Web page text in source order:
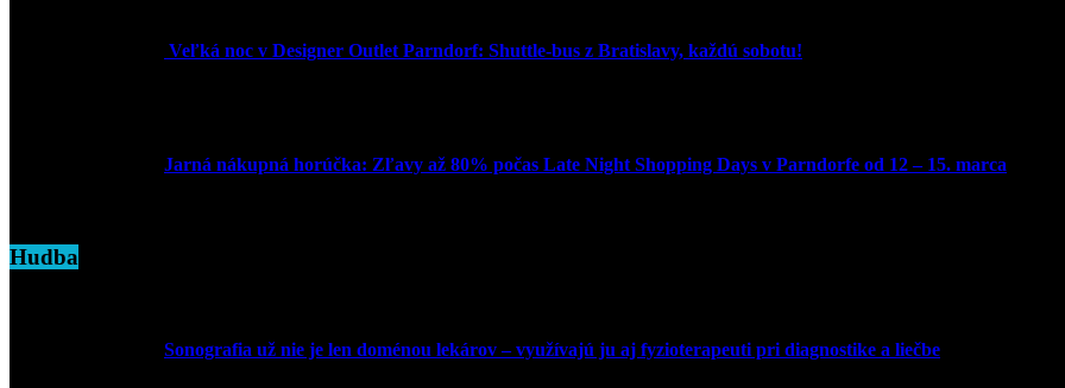
Veľká noc v Designer Outlet Parndorf: Shuttle-bus z Bratislavy, každú sobotu!
Jarná nákupná horúčka: Zľavy až 80% počas Late Night Shopping Days v Parndorfe od 12 – 15. marca
Hudba
Sonografia už nie je len doménou lekárov – využívajú ju aj fyzioterapeuti pri diagnostike a liečbe